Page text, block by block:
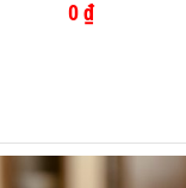
0₫